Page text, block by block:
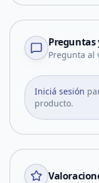
Preguntas
Pregunta al
Iniciá sesión
producto.